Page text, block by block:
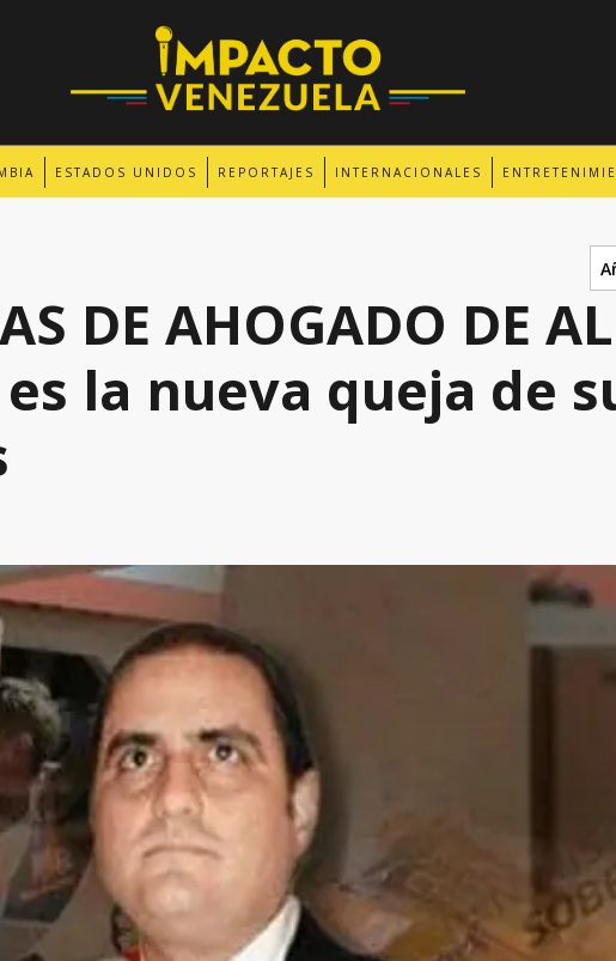
ESTADOS UNIDOS REPORTAJES INTERNACIONALES
DE AHOGADO DE
la nueva queja de